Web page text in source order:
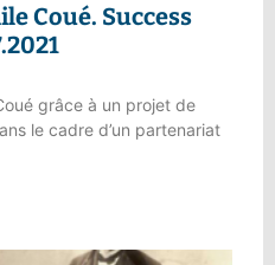
Coué. Success
grâce à un projet de
le cadre d’un partenariat